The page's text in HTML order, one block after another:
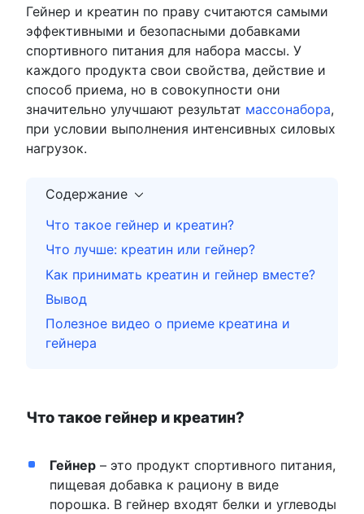
Гейнер и креатин по праву считаются самыми
эффективными и безопасными добавками
спортивного питания для набора массы. У
каждого продукта свои свойства, действие и
способ приема, но в совокупности они
значительно улучшают результат массонабора,
при условии выполнения интенсивных силовых
нагрузок.
Содержание
Что такое гейнер и креатин?
Что лучше: креатин или гейнер?
Как принимать креатин и гейнер вместе?
Вывод
Полезное видео о приеме креатина и
гейнера
Что такое гейнер и креатин?
Гейнер– это продукт спортивного питания,
пищевая добавка к рациону в виде
порошка. В гейнер входят белки и углеводы